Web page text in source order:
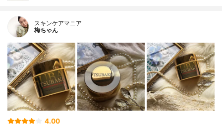
スキンケアマニア
梅ちゃん
4.00